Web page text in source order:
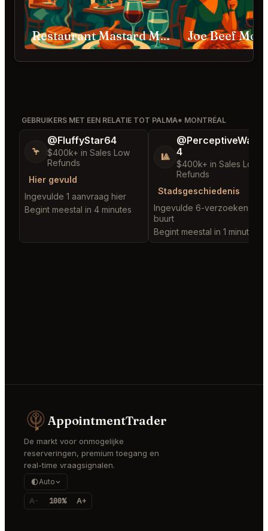
Restaurant Mastard Montréal Joe Beef
GEBRUIKERS MET EEN RELATIE TOT PALMA* MONTRÉAL
🦩
@FluffyStar64
$400k+ in Sales Low
Refunds
Hier gevuld
Ingevulde 1 aanvraag hier
Begint meestal in 4 minutes
🎱
4
$400k+ in Sales Low
Refunds
Stadsgeschiedenis
Ingevulde 6-verzoeken in
buurt
Begint meestal in 1 minute
AppointmentTrader
De markt voor onmogelijke
reserveringen, premium toegang en
real-time vraagsignalen.
Auto
A- 100% A+